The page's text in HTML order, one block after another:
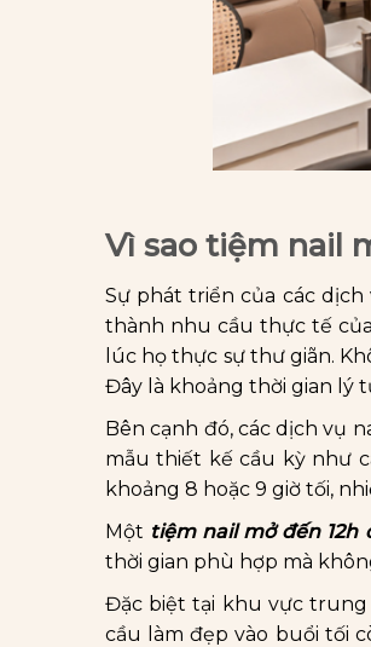
Vì sao tiệm nail
Sự phát triển của các
thành nhu cầu thực tế
lúc họ thực sự thư giãn.
Đây là khoảng thời gian lý
Bên cạnh đó, các dịch vụ
mẫu thiết kế cầu kỳ như
khoảng 8 hoặc 9 giờ tối,
Một tiệm nail mở đến 12h
thời gian phù hợp mà
Đặc biệt tại khu vực
cầu làm đẹp vào buổi tối